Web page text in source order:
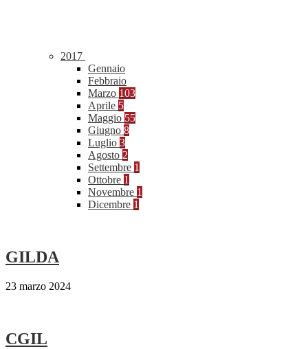
2017
Gennaio
Febbraio
Marzo 103
Aprile 5
Maggio 55
Giugno 8
Luglio 3
Agosto 2
Settembre 1
Ottobre 1
Novembre 1
Dicembre 1
GILDA
23 marzo 2024
CGIL